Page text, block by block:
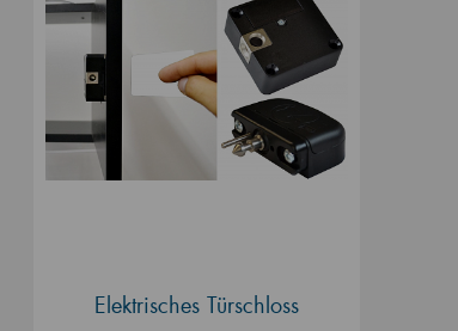
Elektrisches Türschloss